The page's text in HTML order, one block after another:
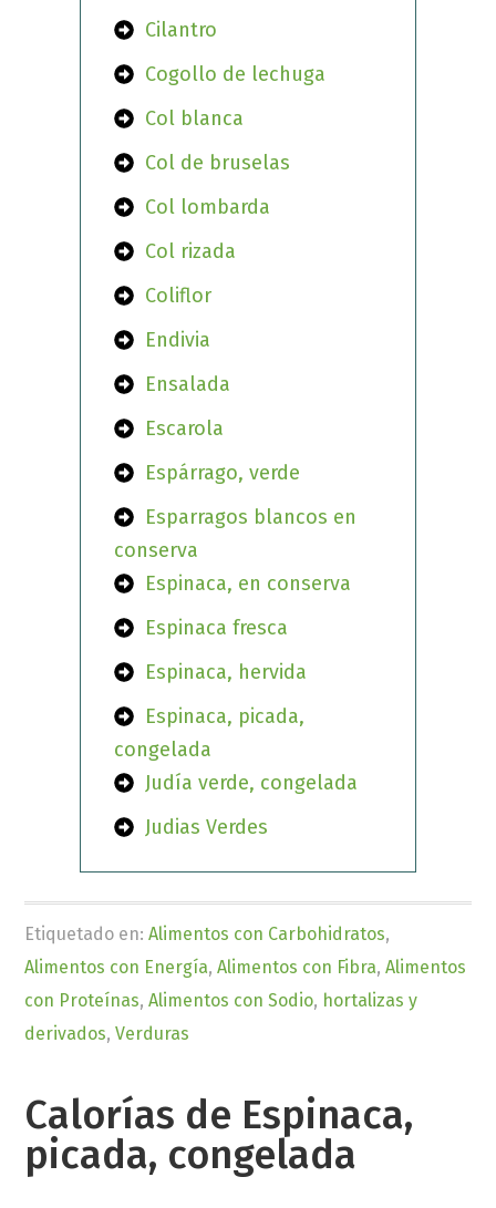
Cilantro
Cogollo de lechuga
Col blanca
Col de bruselas
Col lombarda
Col rizada
Coliflor
Endivia
Ensalada
Escarola
Espárrago, verde
Esparragos blancos en
conserva
Espinaca, en conserva
Espinaca fresca
Espinaca, hervida
Espinaca, picada,
congelada
Judía verde, congelada
Judias Verdes
Etiquetado en:Alimentos con Carbohidratos,
Alimentos con Energía,Alimentos con Fibra,Alimentos
con Proteínas,Alimentos con Sodio, hortalizas y
derivados,Verduras
Calorías de Espinaca,
picada, congelada